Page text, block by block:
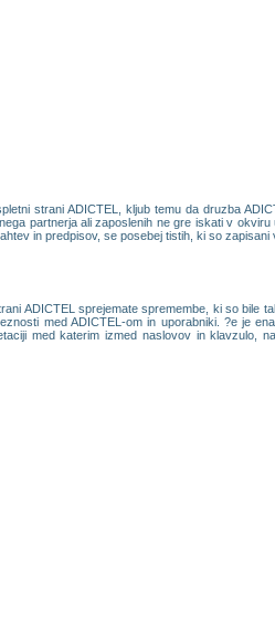
strani ADICTEL, kljub temu da druzba
partnerja ali zaposlenih ne gre iskati v
in predpisov, se posebej tistih, ki so zapisani
ADICTEL sprejemate spremembe, ki so bile
med ADICTEL-om in uporabniki. ?e je
med katerim izmed naslovov in klavzulo,